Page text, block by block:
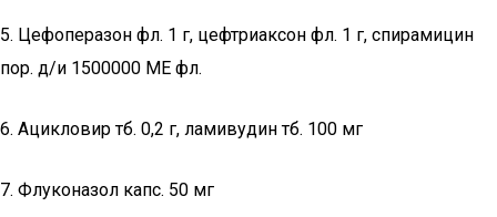
5. Цефоперазон фл. 1 г, цефтриаксон фл. 1 г, спирамицин
пор. д/и 1500000 МЕ фл.
6. Ацикловир тб. 0,2 г, ламивудин тб. 100 мг
7. Флуконазол капс. 50 мг